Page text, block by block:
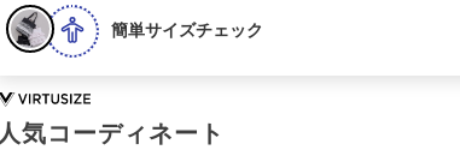
簡単サイズチェック
人気コーディネート